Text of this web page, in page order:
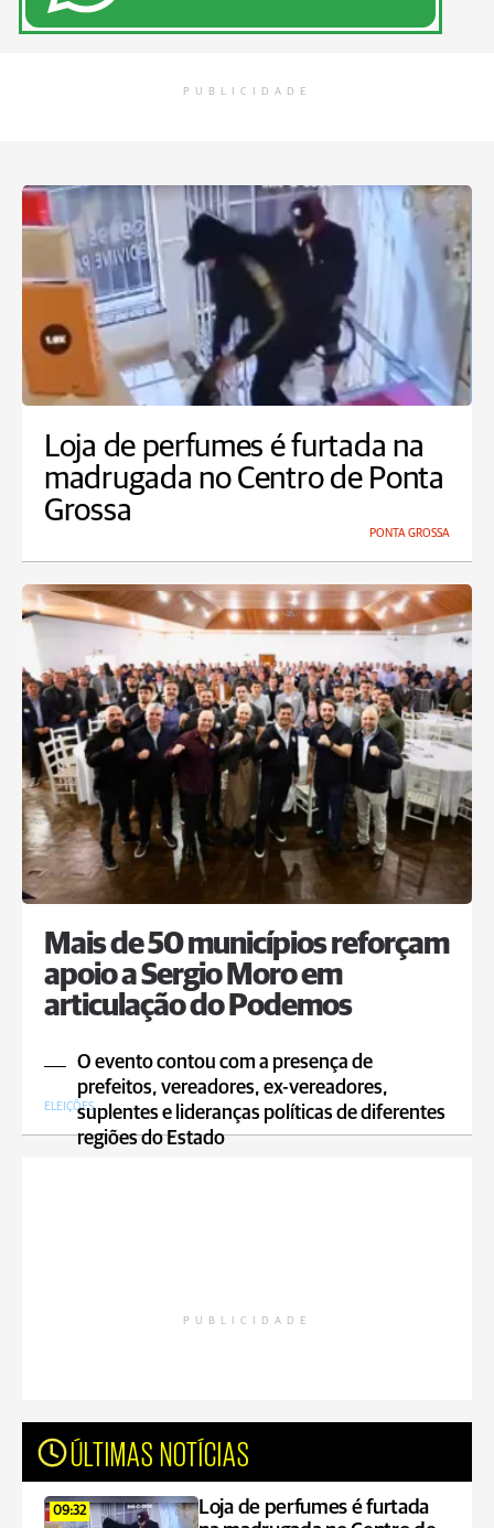
PUBLICIDADE
Loja de perfumes é furtada na
madrugada no Centro de Ponta
Grossa
PONTA GROSSA
Mais de 50 municípios reforçam
apoio a Sergio Moro em
articulação do Podemos
O evento contou com a presença de
prefeitos, vereadores, ex-vereadores,
suplentes e lideranças políticas de diferentes
regiões do Estado
ELEIÇÕES
PUBLICIDADE
ÚLTIMAS NOTÍCIAS
09:32
Loja de perfumes é furtada